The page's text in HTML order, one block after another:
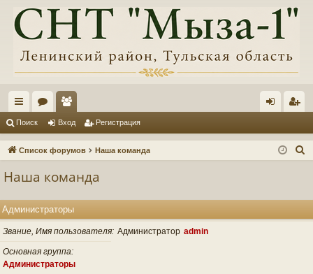
с
ы ум
ол
ьз
ел
и
д ис
Поиск Вход Регистрация
Список форумов Наша команда
Наша команда
Администраторы
Звание, Имя пользователя Администратор admin
Основная группа
Администраторы